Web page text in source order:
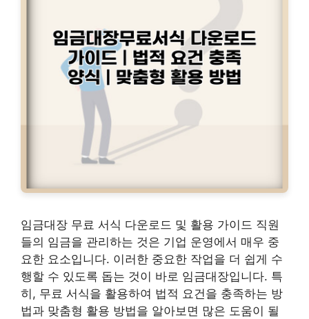
임금대장 무료 서식 다운로드 및 활용 가이드 직원
들의 임금을 관리하는 것은 기업 운영에서 매우 중
요한 요소입니다. 이러한 중요한 작업을 더 쉽게 수
행할 수 있도록 돕는 것이 바로 임금대장입니다. 특
히, 무료 서식을 활용하여 법적 요건을 충족하는 방
법과 맞춤형 활용 방법을 알아보면 많은 도움이 될